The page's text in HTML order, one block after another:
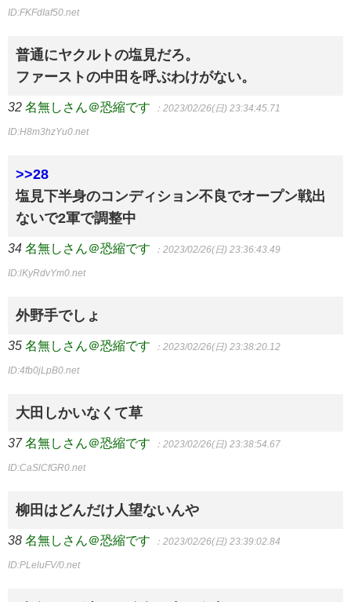
ID:FKFdIaf50.net
普通にヤクルトの塩見だろ。
ファーストの中田を呼ぶわけがない。
32 名無しさん＠恐縮です ：2023/02/26(日) 23:34:45.71
ID:H8m3hzYu0.net
>>28
塩見下半身のコンディション不良でオープン戦出
ないで2軍で調整中
34 名無しさん＠恐縮です ：2023/02/26(日) 23:36:43.49
ID:lKyRdvYm0.net
外野手でしょ
35 名無しさん＠恐縮です ：2023/02/26(日) 23:38:20.12
ID:4fb0jLpB0.net
大田しかいなくて草
37 名無しさん＠恐縮です ：2023/02/26(日) 23:38:54.67
ID:CaSlCfGR0.net
柳田はどんだけ人望ないんや
38 名無しさん＠恐縮です ：2023/02/26(日) 23:39:02.84
ID:PLeluFV/0.net